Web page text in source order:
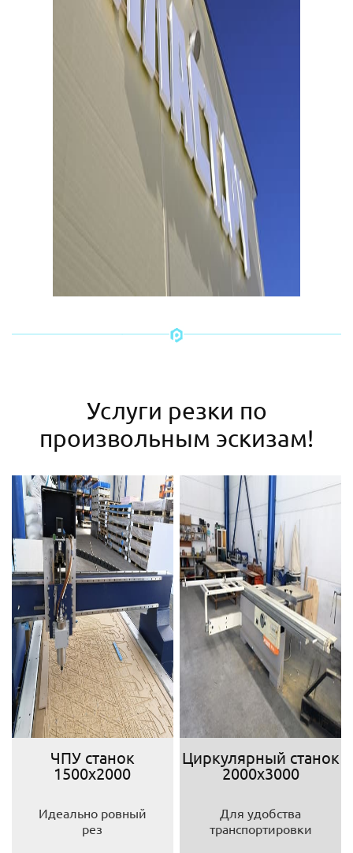
Услуги резки по
произвольным эскизам!
ЧПУ станок
1500х2000
Идеально ровный
рез
Циркулярный станок
2000х3000
Для удобства
транспортировки